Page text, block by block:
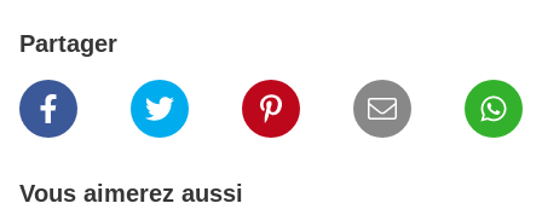
Partager
Vous aimerez aussi